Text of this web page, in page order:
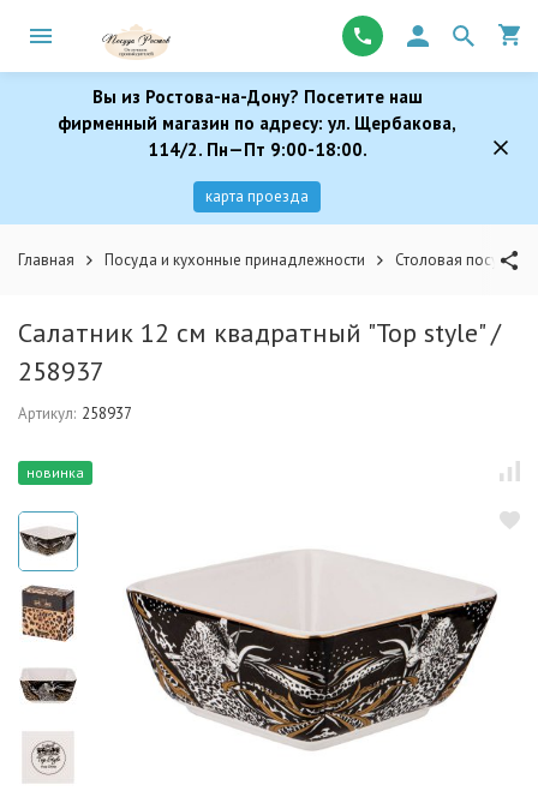
Вы из Ростова-на-Дону? Посетите наш
фирменный магазин по адресу: ул. Щербакова,
114/2. Пн—Пт 9:00-18:00.
карта проезда
Главная Посуда и кухонные принадлежности Столовая посуда
Салатник 12 см квадратный "Top style" /
258937
Артикул: 258937
новинка